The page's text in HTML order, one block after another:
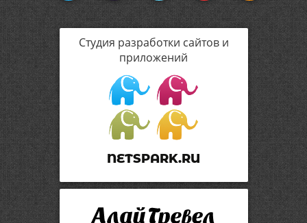
Студия разработки сайтов и
приложений
NETSPARK.RU